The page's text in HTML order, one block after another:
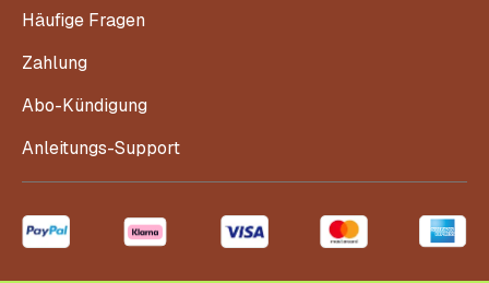
Häufige Fragen
Zahlung
Abo-Kündigung
Anleitungs-Support